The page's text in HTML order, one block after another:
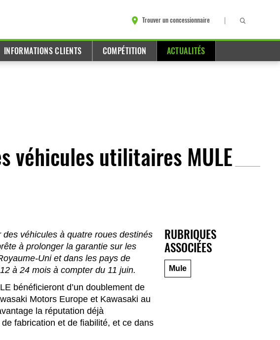
Trouver un concessionnaire
INFORMATIONS CLIENTS COMPÉTITION ACTUALITÉS
véhicules utilitaires MULE
véhicules à quatre roues destinés
à prolonger la garantie sur les
Uni et dans les pays de
à 24 mois à compter du 11 juin.
bénéficieront d’un doublement de
Motors Europe et Kawasaki au
la réputation déjà
fabrication et de fiabilité, et ce dans
RUBRIQUES
ASSOCIÉES
Mule